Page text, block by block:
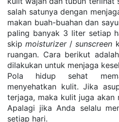
salah satunya dengan
makan buah-buahan dan
paling banyak 3 liter setiap
skip moisturizer / sunscreen
ruangan. Cara berikut
dilakukan untuk menjaga
Pola hidup sehat
menyehatkan kulit. Jika
terjaga, maka kulit juga akan
Apalagi jika Anda selalu
setiap hari.